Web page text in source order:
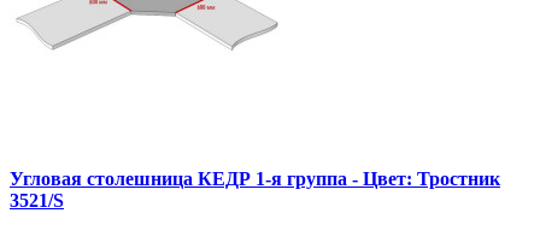
Угловая столешница КЕДР 1-я группа - Цвет: Тростник
3521/S